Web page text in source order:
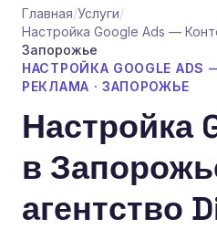
Главная/Услуги/
Настройка Google Ads —
Запорожье
НАСТРОЙКА GOOGLE
РЕКЛАМА · ЗАПОРОЖЬЕ
Настройка
в
агентство